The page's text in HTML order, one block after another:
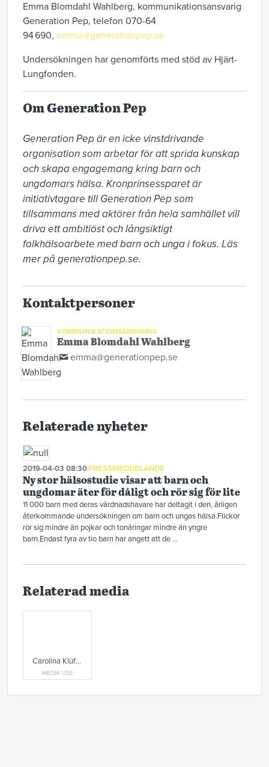
Emma Blomdahl Wahlberg, kommunikationsansvarig
Generation Pep, telefon 070-64
94 690, emma@generationpep.se
Undersökningen har genomförts med stöd av Hjärt-
Lungfonden.
Om Generation Pep
Generation Pep är en icke vinstdrivande
organisation som arbetar för att sprida kunskap
och skapa engagemang kring barn och
ungdomars hälsa. Kronprinsessparet är
initiativtagare till Generation Pep som
tillsammans med aktörer från hela samhället vill
driva ett ambitiöst och långsiktigt
folkhälsoarbete med barn och unga i fokus. Läs
mer på generationpep.se.
Kontaktpersoner
KOMMUNIKATIONSANSVARIG
Emma Blomdahl Wahlberg
emma@generationpep.se
Relaterade nyheter
2019-04-03 08:30PRESSMEDDELANDE
Ny stor hälsostudie visar att barn och
ungdomar äter för dåligt och rör sig för lite
11 000 barn med deras vårdnadshavare har deltagit i den, årligen
återkommande undersökningen om barn och ungas hälsa.Flickor
rör sig mindre än pojkar och tonåringar mindre än yngre
barn.Endast fyra av tio barn har angett att de ...
Relaterad media
Carolina Klüft, verksamhetchef på Generation Pep.
MEDIA USE